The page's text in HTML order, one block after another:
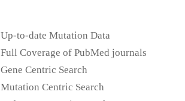
Up-to-date Mutation Data
Full Coverage of PubMed journals
Gene Centric Search
Mutation Centric Search